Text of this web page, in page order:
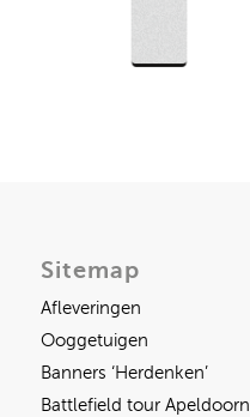
Sitemap
Afleveringen
Ooggetuigen
Banners ‘Herdenken’
Battlefield tour Apeldoorn